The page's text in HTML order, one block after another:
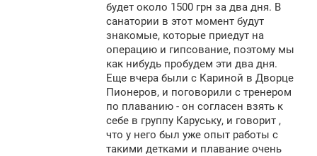
будет около 1500 грн за два дня. В
санатории в этот момент будут
знакомые, которые приедут на
операцию и гипсование, поэтому мы
как нибудь пробудем эти два дня.
Еще вчера были с Кариной в Дворце
Пионеров, и поговорили с тренером
по плаванию - он согласен взять к
себе в группу Каруську, и говорит ,
что у него был уже опыт работы с
такими детками и плавание очень